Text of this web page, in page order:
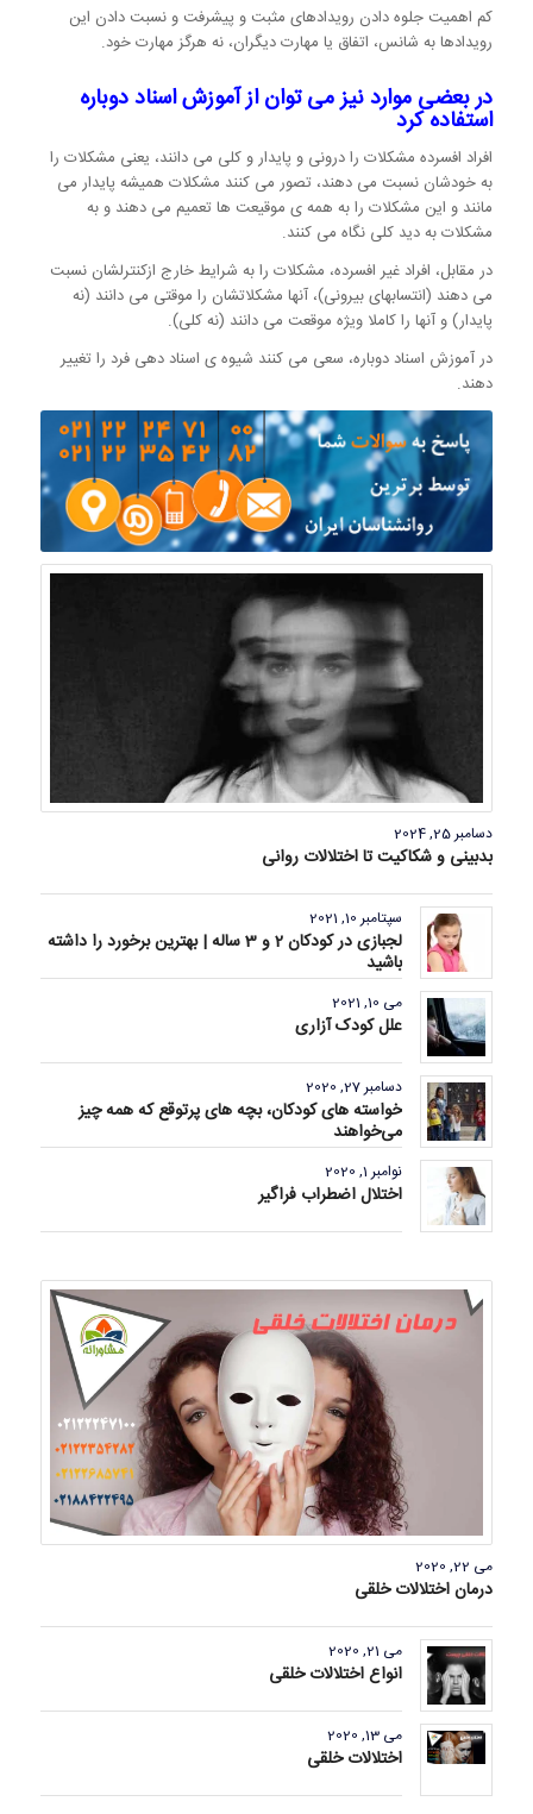
کم اهمیت جلوه دادن رویدادهای مثبت و پیشرفت و نسبت دادن این
رویدادها به شانس، اتفاق یا مهارت دیگران، نه هرگز مهارت خود.
در بعضی موارد نیز می توان از آموزش اسناد دوباره
استفاده کرد
افراد افسرده مشکلات را درونی و پایدار و کلی می دانند، یعنی مشکلات را
به خودشان نسبت می دهند، تصور می کنند مشکلات همیشه پایدار می
مانند و این مشکلات را به همه ی موقیعت ها تعمیم می دهند و به
مشکلات به دید کلی نگاه می کنند.
در مقابل، افراد غیر افسرده، مشکلات را به شرایط خارج ازکنترلشان نسبت
می دهند (انتسابهای بیرونی)، آنها مشکلاتشان را موقتی می دانند (نه
پایدار) و آنها را کاملا ویژه موقعت می دانند (نه کلی).
در آموزش اسناد دوباره، سعی می کنند شیوه ی اسناد دهی فرد را تغییر
دهند.
دسامبر 25, 2024
بدبینی و شکاکیت تا اختلالات روانی
سپتامبر 10, 2021
لجبازی در کودکان 2 و 3 ساله | بهترین برخورد را داشته
باشید
می 10, 2021
علل کودک آزاری
دسامبر 27, 2020
خواسته های کودکان، بچه های پرتوقع که همه چیز
می‌خواهند
نوامبر 1, 2020
اختلال اضطراب فراگیر
می 22, 2020
درمان اختلالات خلقی
می 21, 2020
انواع اختلالات خلقی
می 13, 2020
اختلالات خلقی